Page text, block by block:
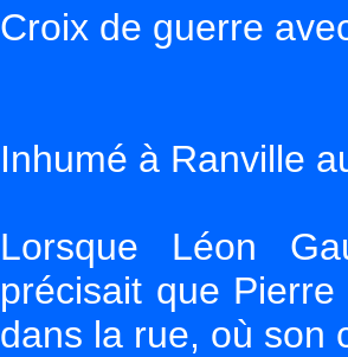
Croix de guerre
Inhumé à Ranville
Lorsque Léon
précisait que
dans la rue, où son